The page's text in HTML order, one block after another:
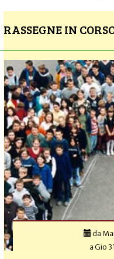
RASSEGNE IN
da
aGio